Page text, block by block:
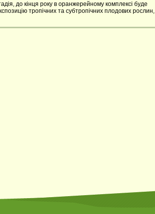
до кінця року в оранжерейному комплексі буде
тропічних та субтропічних плодових рослин,